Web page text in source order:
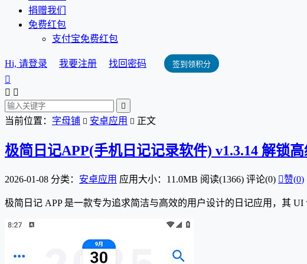
捐赠我们
免费红包
支付宝免费红包
Hi, 请登录 我要注册 找回密码 签到领积分

 

当前位置： 字母铺  安卓应用  正文
极简日记APP(手机日记记录软件) v1.3.14 解锁
2026-01-08 分类： 安卓应用 应用大小：11.0MB 阅读(1366) 评论(0) 赞(0)
极简日记 APP 是一款专为追求简洁与高效的用户设计的日记应用，其